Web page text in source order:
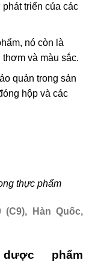
triển của các
nó còn là
và màu sắc.
quản trong sản
hộp và các
thực phẩm
(C9), Hàn Quốc,
phẩm